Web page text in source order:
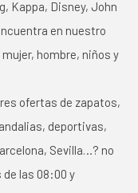
Kappa, Disney, John
en nuestro
hombre, niños y
ofertas de zapatos,
deportivas,
Sevilla…? no
las 08:00 y